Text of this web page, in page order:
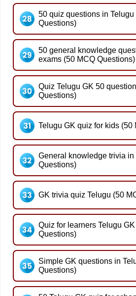
50 quiz questions in Telugu
Questions)
50 general knowledge
exams (50 MCQ Questions)
Quiz Telugu GK 50
Questions)
Telugu GK quiz for kids (50
General knowledge trivia in
Questions)
GK trivia quiz Telugu (50
Quiz for learners Telugu
Questions)
Simple GK questions in
Questions)